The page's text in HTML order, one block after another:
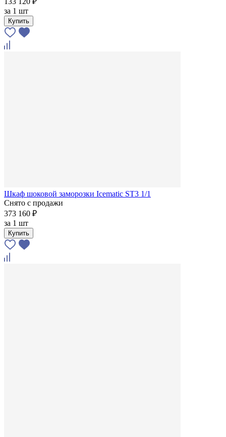
за 1 шт
Купить
Шкаф шоковой заморозки Icematic SТ3 1/1
Снято с продажи
373 160 ₽
за 1 шт
Купить